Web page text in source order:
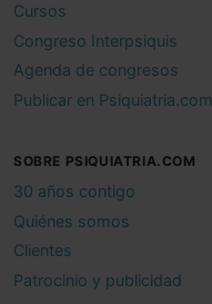
Cursos
Congreso Interpsiquis
Agenda de congresos
Publicar en Psiquiatria.com
SOBRE PSIQUIATRIA.COM
30 años contigo
Quiénes somos
Clientes
Patrocinio y publicidad